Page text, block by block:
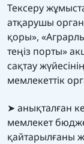
Тексеру
атқарушы
қоры»,
теңіз порты»
сақтау
мемлекеттік
➤ анықталған
мемлекет
қайтарылғаны